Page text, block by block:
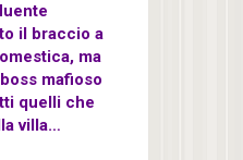
il braccio a
ma
mafioso
quelli che
villa…